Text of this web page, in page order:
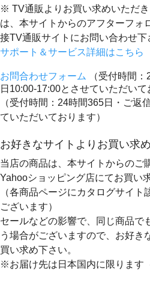
※ TV通販よりお買い求めいただ
は、本サイトからのアフターフォ
接TV通販サイトにお問い合わせ下
サポート＆サービス詳細はこちら
お問合わせフォーム
（受付時間
日10:00-17:00とさせていただいて
（受付時間：24時間365日・ご返
ていただいております）
お好きなサイトよりお買い求
当店の商品は、本サイトからのご
Yahooショッピング店にてお買い
（各商品ページにカタログサイ
ございます）
セールなどの影響で、同じ商品で
う場合がございますので、お好き
買い求め下さい。
※お届け先は日本国内に限ります